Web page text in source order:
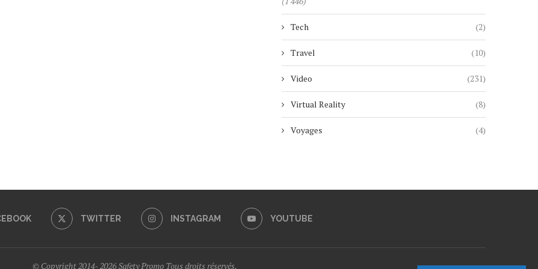
Tech (2)
Travel (10)
Video (231)
Virtual Reality (8)
Voyages (4)
TWITTER INSTAGRAM YOUTUBE
© Copyright 2014- 2026 Safety Promo Tous droits réservés.